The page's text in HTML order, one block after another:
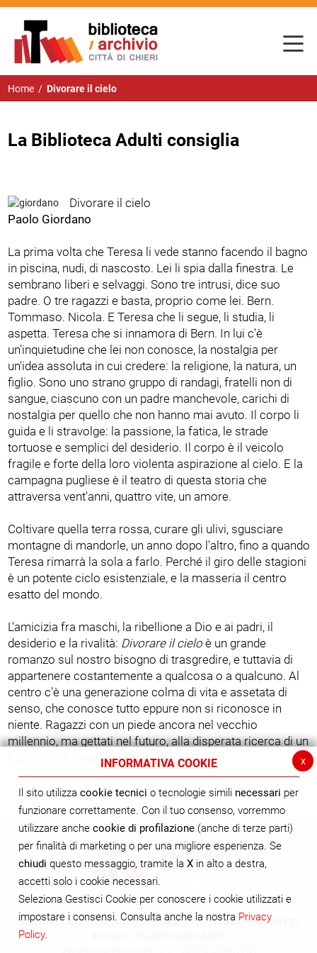
Home / Divorare il cielo
La Biblioteca Adulti consiglia
Divorare il cielo
Paolo Giordano
La prima volta che Teresa li vede stanno facendo il bagno
in piscina, nudi, di nascosto. Lei li spia dalla finestra. Le
sembrano liberi e selvaggi. Sono tre intrusi, dice suo
padre. O tre ragazzi e basta, proprio come lei. Bern.
Tommaso. Nicola. E Teresa che li segue, li studia, li
aspetta. Teresa che si innamora di Bern. In lui c'è
un'inquietudine che lei non conosce, la nostalgia per
un'idea assoluta in cui credere: la religione, la natura, un
figlio. Sono uno strano gruppo di randagi, fratelli non di
sangue, ciascuno con un padre manchevole, carichi di
nostalgia per quello che non hanno mai avuto. Il corpo li
guida e li stravolge: la passione, la fatica, le strade
tortuose e semplici del desiderio. Il corpo è il veicolo
fragile e forte della loro violenta aspirazione al cielo. E la
campagna pugliese è il teatro di questa storia che
attraversa vent'anni, quattro vite, un amore.
Coltivare quella terra rossa, curare gli ulivi, sgusciare
montagne di mandorle, un anno dopo l'altro, fino a quando
Teresa rimarrà la sola a farlo. Perché il giro delle stagioni
è un potente ciclo esistenziale, e la masseria il centro
esatto del mondo.
L'amicizia fra maschi, la ribellione a Dio e ai padri, il
desiderio e la rivalità: Divorare il cieloè un grande
romanzo sul nostro bisogno di trasgredire, e tuttavia di
appartenere costantemente a qualcosa o a qualcuno. Al
centro c'è una generazione colma di vita e assetata di
senso, che conosce tutto eppure non si riconosce in
niente. Ragazzi con un piede ancora nel vecchio
millennio, ma gettati nel futuro, alla disperata ricerca di un
fuoco che li tenga accesi.
BIBLIOTECA CIVICA "NICOLÒ E PAOLA FRANCONE" - ARCHIVIO
x
INFORMATIVA COOKIE
Il sito utilizza cookie tecnici o tecnologie simili necessari per
funzionare correttamente. Con il tuo consenso, vorremmo
utilizzare anche cookie di profilazione(anche di terze parti)
per finalità di marketing o per una migliore esperienza. Se
chiudi questo messaggio, tramite la Xin alto a destra,
accetti solo i cookie necessari.
Seleziona Gestisci Cookie per conoscere i cookie utilizzati e
impostare i consensi. Consulta anche la nostra Privacy
Policy.